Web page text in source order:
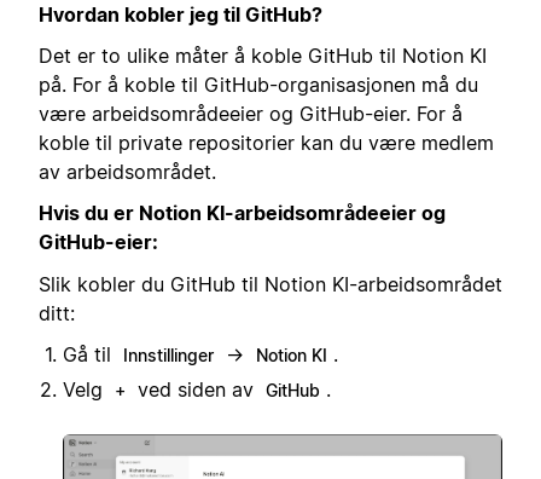
Hvordan kobler jeg til GitHub?
Det er to ulike måter å koble GitHub til Notion KI
på. For å koble til GitHub-organisasjonen må du
være arbeidsområdeeier og GitHub-eier. For å
koble til private repositorier kan du være medlem
av arbeidsområdet.
Hvis du er Notion KI-arbeidsområdeeier og
GitHub-eier:
Slik kobler du GitHub til Notion KI-arbeidsområdet
ditt:
Gå til
Innstillinger → Notion KI .
Velg
+ ved siden av GitHub .